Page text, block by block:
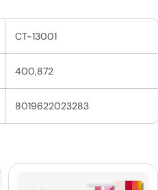
CT-13001
400,872
8019622023283